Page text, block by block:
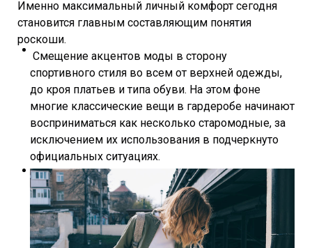
Именно максимальный личный комфорт сегодня
становится главным составляющим понятия
роскоши.
Смещение акцентов моды в сторону
спортивного стиля во всем от верхней одежды,
до кроя платьев и типа обуви. На этом фоне
многие классические вещи в гардеробе начинают
восприниматься как несколько старомодные, за
исключением их использования в подчеркнуто
официальных ситуациях.